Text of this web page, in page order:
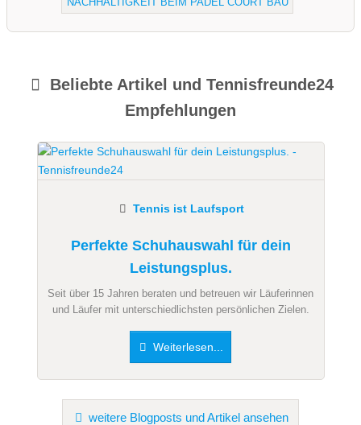
Beliebte Artikel undTennisfreunde24
Empfehlungen
Perfekte Schuhauswahl für dein
Leistungsplus.
Tennis ist Laufsport
Seit über 15 Jahren beraten und betreuen wir Läuferinnen
und Läufer mit unterschiedlichsten persönlichen Zielen.
Weiterlesen...
weitere Blogposts und Artikel ansehen